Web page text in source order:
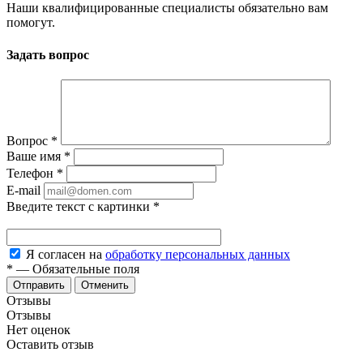
Наши квалифицированные специалисты обязательно вам
помогут.
Задать вопрос
Вопрос *
Ваше имя *
Телефон *
E-mail
Введите текст с картинки *
Я согласен на обработку персональных данных
* — Обязательные поля
Отменить
Отзывы
Отзывы
Нет оценок
Оставить отзыв